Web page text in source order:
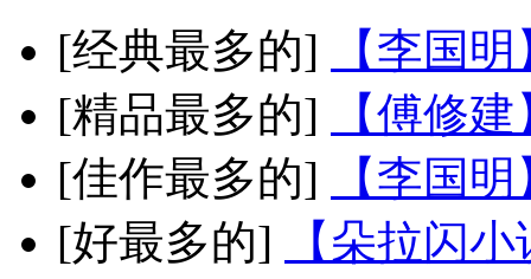
[经典最多的]
【李国
[精品最多的]
【傅修
[佳作最多的]
【李国
[好最多的]
【朵拉闪